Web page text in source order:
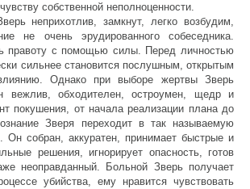
собственной неполноценности.
неприхотлив, замкнут, легко возбудим,
не очень эрудированного собеседника.
правоту с помощью силы. Перед личностью
сильнее становится послушным, открытым
Однако при выборе жертвы Зверь
вежлив, обходителен, остроумен, щедр и
покушения, от начала реализации плана до
Зверя переходит в так называемую
Он собран, аккуратен, принимает быстрые и
решения, игнорирует опасность, готов
неоправданный. Больной Зверь получает
убийства, ему нравится чувствовать